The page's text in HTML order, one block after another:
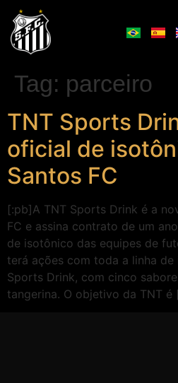
Tag: parceiro
TNT Sports
oficial de
Santos FC
[:pb]A TNT Sports Drink é a
FC e assina contrato de um
de isotônico das equipes de
terá ações com toda a linha
Sports Drink, com cinco
tangerina. O objetivo da TNT é